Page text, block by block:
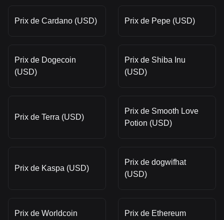
Prix de Cardano (USD) Prix de Pepe (USD)
Prix de Dogecoin
(USD)
Prix de Shiba Inu
(USD)
Prix de Terra (USD)
Prix de Smooth Love
Potion (USD)
Prix de Kaspa (USD)
Prix de dogwifhat
(USD)
Prix de Worldcoin
Prix de Ethereum